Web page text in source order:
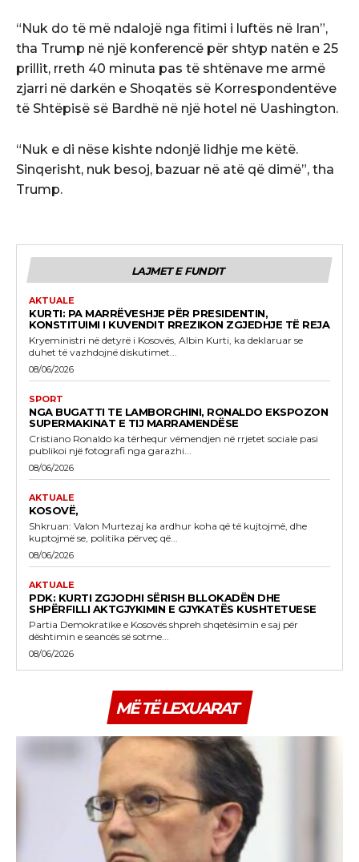
“Nuk do të më ndalojë nga fitimi i luftës në Iran”,
tha Trump në një konferencë për shtyp natën e 25
prillit, rreth 40 minuta pas të shtënave me armë
zjarri në darkën e Shoqatës së Korrespondentëve
të Shtëpisë së Bardhë në një hotel në Uashington.
“Nuk e di nëse kishte ndonjë lidhje me këtë.
Sinqerisht, nuk besoj, bazuar në atë që dimë”, tha
Trump.
LAJMET E FUNDIT
AKTUALE
KURTI: PA MARRËVESHJE PËR PRESIDENTIN,
KONSTITUIMI I KUVENDIT RREZIKON ZGJEDHJE TË REJA
Kryeministri në detyrë i Kosovës, Albin Kurti, ka deklaruar se
duhet të vazhdojnë diskutimet...
08/06/2026
SPORT
NGA BUGATTI TE LAMBORGHINI, RONALDO EKSPOZON
SUPERMAKINAT E TIJ MARRAMENDËSE
Cristiano Ronaldo ka tërhequr vëmendjen në rrjetet sociale pasi
publikoi një fotografi nga garazhi...
08/06/2026
AKTUALE
KOSOVË,
Shkruan: Valon Murtezaj ka ardhur koha që të kujtojmë, dhe
kuptojmë se, politika përveç që...
08/06/2026
AKTUALE
PDK: KURTI ZGJODHI SËRISH BLLOKADËN DHE
SHPËRFILLI AKTGJYKIMIN E GJYKATËS KUSHTETUESE
Partia Demokratike e Kosovës shpreh shqetësimin e saj për
dështimin e seancës së sotme...
08/06/2026
MË TË LEXUARAT